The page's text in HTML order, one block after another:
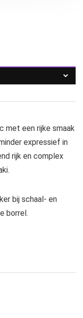
met een rijke smaak
expressief in
rijk en complex
bij schaal- en
borrel.